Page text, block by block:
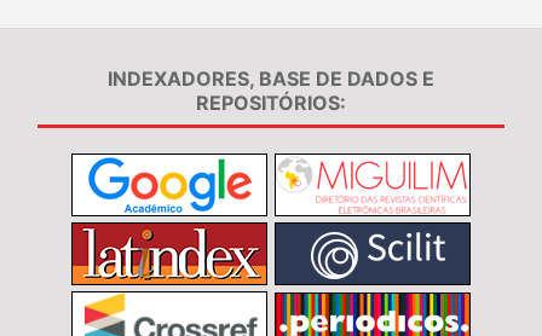
INDEXADORES, BASE DE DADOS E
REPOSITÓRIOS: